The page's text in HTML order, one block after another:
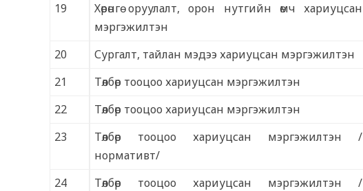
19
Хөрөнгө оруулалт, орон нутгийн өмч хариуцсан
мэргэжилтэн
20 Сургалт, тайлан мэдээ хариуцсан мэргэжилтэн
21
Төлбөр тооцоо хариуцсан мэргэжилтэн
22
Төлбөр тооцоо хариуцсан мэргэжилтэн
23
Төлбөр тооцоо хариуцсан мэргэжилтэн /
нормативт/
24
Төлбөр тооцоо хариуцсан мэргэжилтэн /